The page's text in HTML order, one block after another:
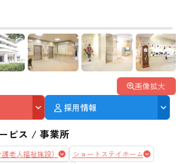
採用情報
ビス / 事業所
老人福祉施設）
ショートステイホーム
画像拡大